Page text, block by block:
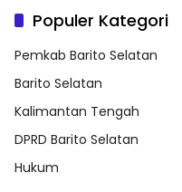
Populer Kategori
Pemkab Barito Selatan
Barito Selatan
Kalimantan Tengah
DPRD Barito Selatan
Hukum